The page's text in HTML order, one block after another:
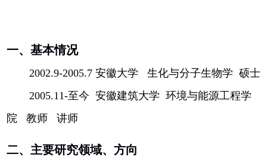
一、基本情况
2002.9-2005.7 安徽大学 生化与分子生物学 硕士
2005.11-至今 安徽建筑大学 环境与能源工程学
院 教师 讲师
二、主要研究领域、方向